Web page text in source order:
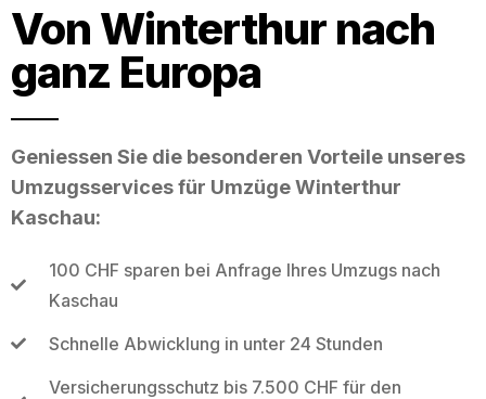
Von Winterthur nach
ganz Europa
Geniessen Sie die besonderen Vorteile unseres
Umzugsservices für Umzüge Winterthur
Kaschau:
100 CHF sparen bei Anfrage Ihres Umzugs nach
Kaschau
Schnelle Abwicklung in unter 24 Stunden
Versicherungsschutz bis 7.500 CHF für den